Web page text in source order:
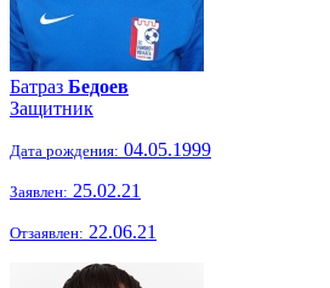
Батраз Бедоев
Защитник
Дата рождения: 04.05.1999
Заявлен: 25.02.21
Отзаявлен: 22.06.21